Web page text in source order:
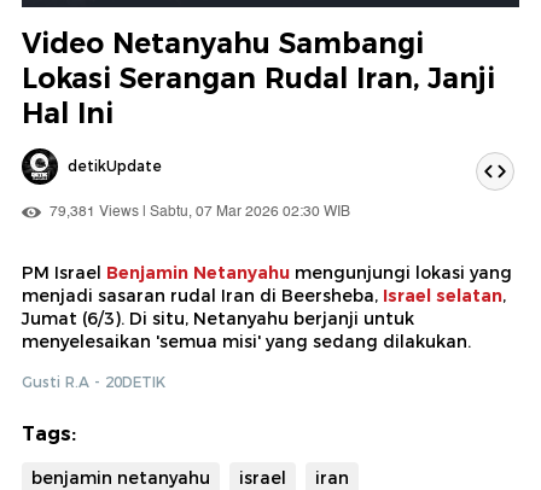
Hidup
Video Netanyahu Sambangi
Lokasi Serangan Rudal Iran, Janji
Hal Ini
detikUpdate
79,381 Views | Sabtu, 07 Mar 2026 02:30 WIB
PM Israel Benjamin Netanyahu mengunjungi lokasi yang
menjadi sasaran rudal Iran di Beersheba, Israel selatan,
Jumat (6/3). Di situ, Netanyahu berjanji untuk
menyelesaikan 'semua misi' yang sedang dilakukan.
Gusti R.A - 20DETIK
Tags:
benjamin netanyahu israel
iran